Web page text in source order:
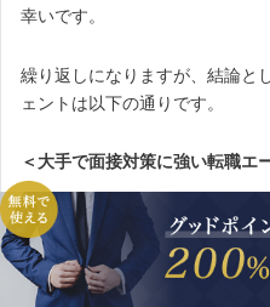
幸いです。
繰り返しになりますが、結論と
ェントは以下の通りです。
＜大手で面接対策に強い転職エ
『パソナキャリア 』･･･総合的
『JACリクルートメント』･･･